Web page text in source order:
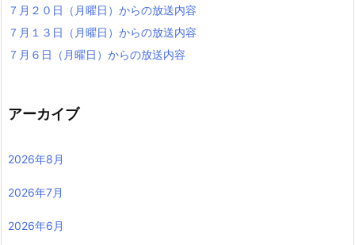
７月２０日（月曜日）からの放送内容
７月１３日（月曜日）からの放送内容
７月６日（月曜日）からの放送内容
アーカイブ
2026年8月
2026年7月
2026年6月